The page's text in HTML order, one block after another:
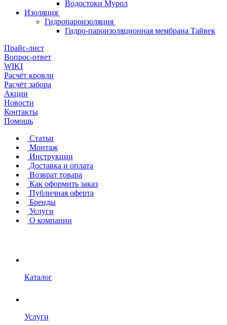
Водостоки Мурол
Изоляция
Гидропароизоляция
Гидро-пароизоляционная мембрана Тайвек
Прайс-лист
Вопрос-ответ
WIKI
Расчёт кровли
Расчёт забора
Акции
Новости
Контакты
Помощь
Статьи
Монтаж
Инструкции
Доставка и оплата
Возврат товара
Как оформить заказ
Публичная оферта
Бренды
Услуги
О компании
Каталог
Услуги